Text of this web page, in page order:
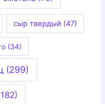
сыр твердый (47)
(34)
(299)